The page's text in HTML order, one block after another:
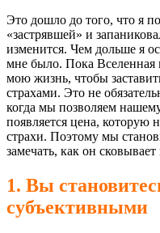
Это дошло до того, что я
«застрявшей» и
изменится. Чем дольше я
мне было. Пока Вселенная
мою жизнь, чтобы
страхами. Это не
когда мы позволяем
появляется цена, которую
страхи. Поэтому мы
замечать, как он
1. Вы
субъективными